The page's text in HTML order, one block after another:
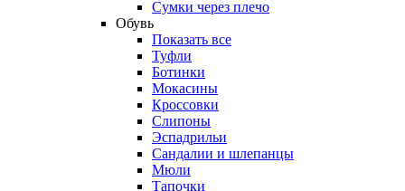
Сумки через плечо
Обувь
Показать все
Туфли
Ботинки
Мокасины
Кроссовки
Слипоны
Эспадрильи
Сандалии и шлепанцы
Мюли
Тапочки